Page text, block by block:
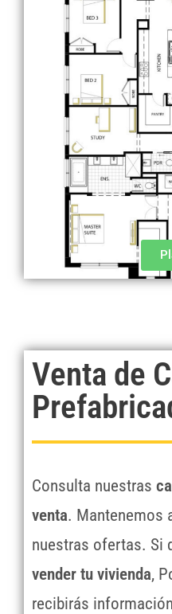
Venta de
Consulta nuestras
venta. Mantenemos
nuestras ofertas. Si
vender tu vivienda,
recibirás